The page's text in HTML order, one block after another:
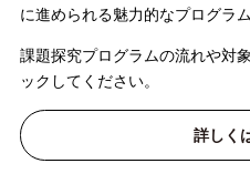
に進められる魅力的なプログラム
課題探究プログラムの流れや対
ックしてください。
詳しく